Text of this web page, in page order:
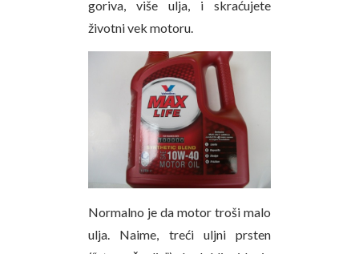
goriva, više ulja, i skraćujete
životni vek motoru.
Normalno je da motor troši malo
ulja. Naime, treći uljni prsten